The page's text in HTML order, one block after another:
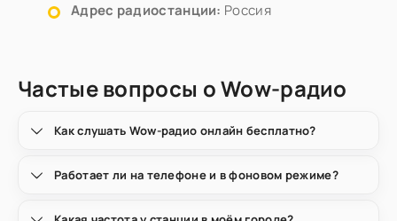
Адрес радиостанции: Россия
Частые вопросы о Wow-радио
Как слушать Wow-радио онлайн бесплатно?
Работает ли на телефоне и в фоновом режиме?